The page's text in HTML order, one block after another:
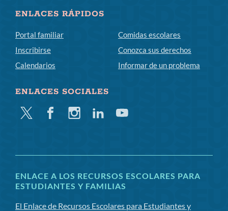
ENLACES RÁPIDOS
Portal familiar
Inscribirse
Calendarios
Comidas escolares
Conozca sus derechos
Informar de un problema
ENLACES SOCIALES
Gorjeo FacebookInstagramLinkedInYouTube
ENLACE A LOS RECURSOS ESCOLARES PARA
ESTUDIANTES Y FAMILIAS
El Enlace de Recursos Escolares para Estudiantes y